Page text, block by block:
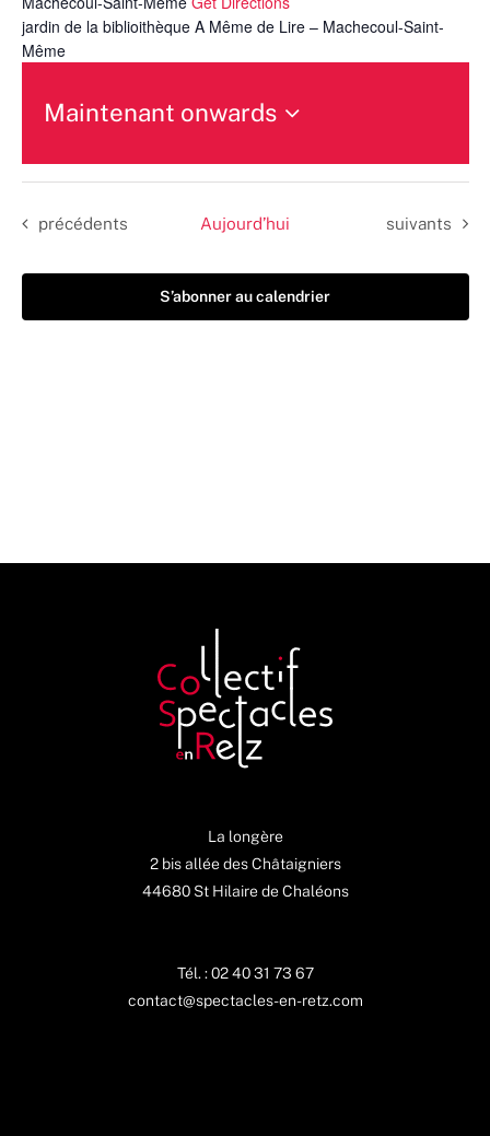
jardin de la biblioithèque A Même de Lire – Machecoul-Saint-
Même
Maintenant onwards
une
date.
Évènements
précédents Aujourd’hui Évènements
suivants
S’abonner au calendrier
La longère
2 bis allée des Châtaigniers
44680 St Hilaire de Chaléons
Tél. : 02 40 31 73 67
contact@spectacles-en-retz.com